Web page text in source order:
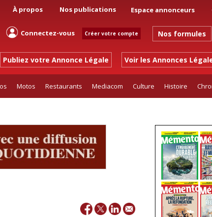
À propos Nos publications Espace annonceurs
Connectez-vous Créer votre compte Nos formules
Publiez votre Annonce Légale Voir les Annonces
Motos Restaurants Mediacom Culture Histoire